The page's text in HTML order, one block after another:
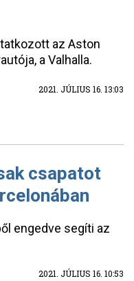
az Aston
a Valhalla.
2021. JÚLIUS 16. 13:03
csapatot
engedve segíti az
2021. JÚLIUS 16. 10:53